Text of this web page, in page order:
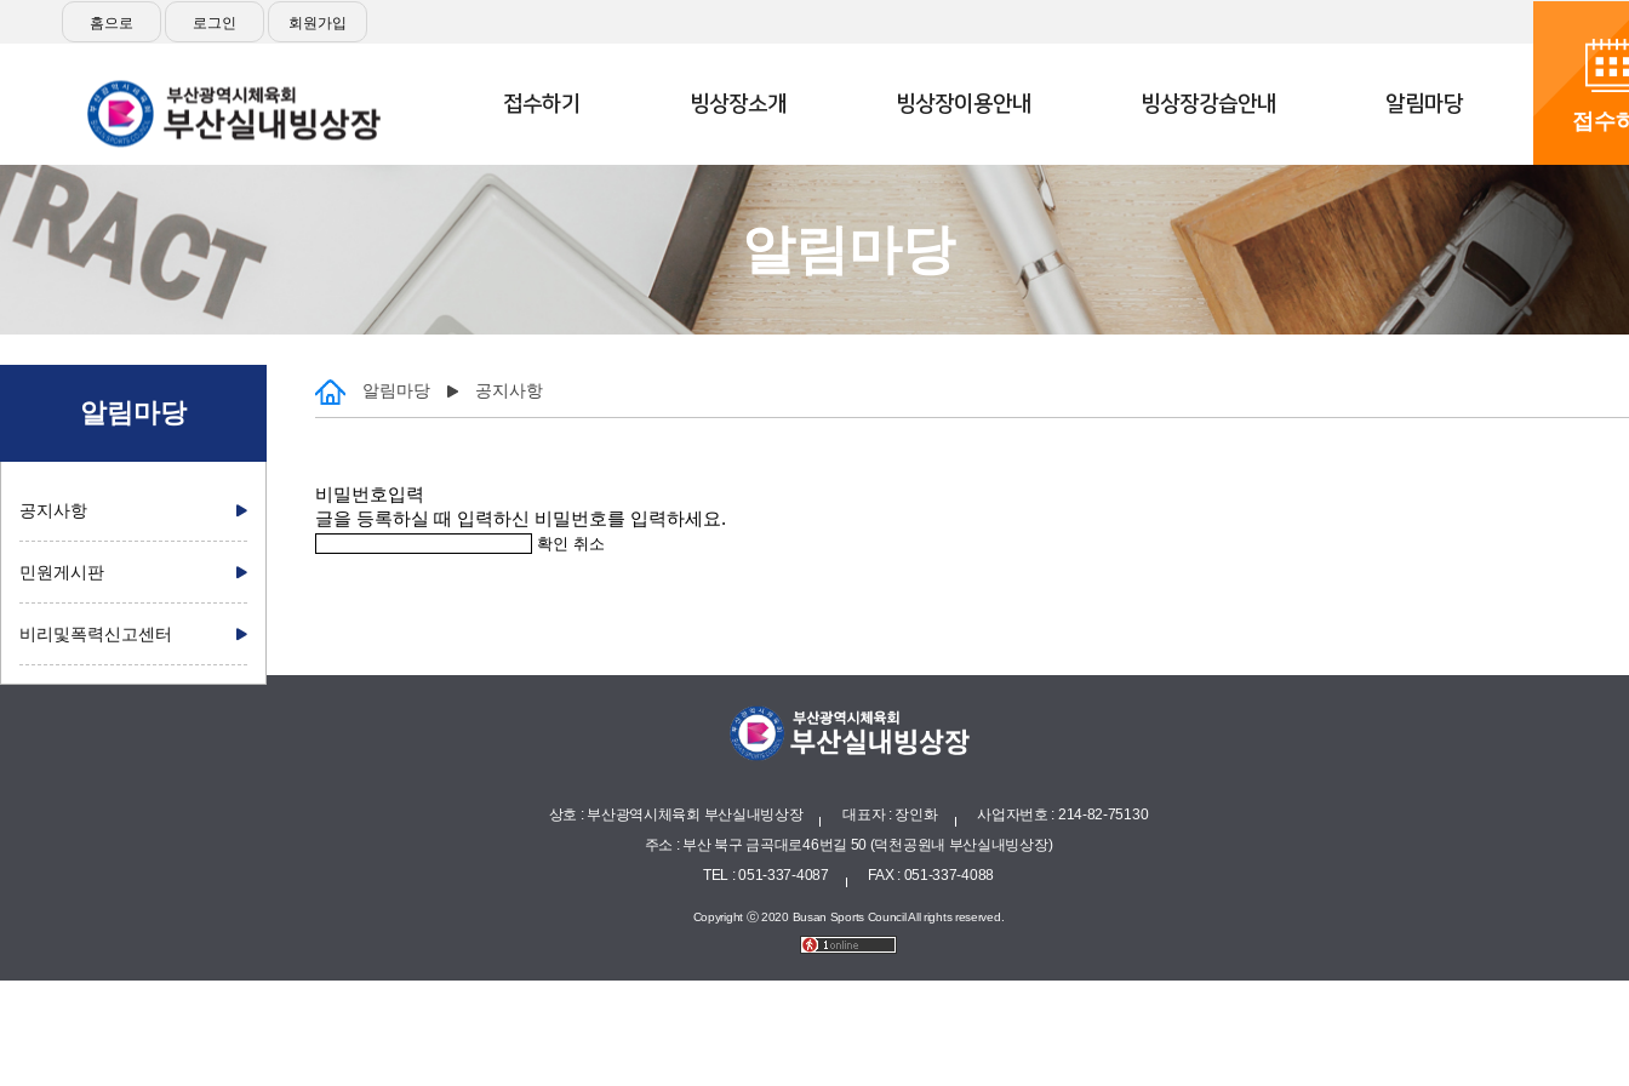
홈으로 로그인 회원가입
접수하기 빙상장소개 빙상장이용안내 빙상장강습안내 알림마당
접수
알림마당
알림마당
공지사항
민원게시판
비리및폭력신고센터
알림마당 공지사항
비밀번호입력
글을 등록하실 때 입력하신 비밀번호를 입력하세요.
확인 취소
상호 : 부산광역시체육회 부산실내빙상장 대표자 : 장인화
사업자번호 : 214-82-75130
주소 : 부산 북구 금곡대로46번길 50 (덕천공원내 부산실내빙상장)
TEL : 051-337-4087
FAX : 051-337-4088
Copyright ⓒ 2020 Busan Sports Council All rights reserved.